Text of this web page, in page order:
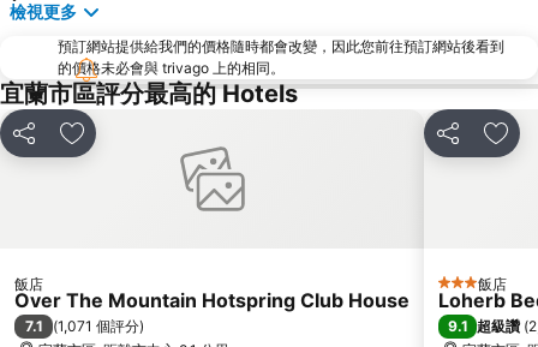
大安森林公園
國立故宮博物院
石牌捷運站
宜蘭蘇澳冷泉
台北市政府
台北世貿中心
內湖區
大溪老街
宜蘭傳統藝術中心
捷運忠孝復興站
檢視更多
預訂網站提供給我們的價格隨時都會改變，因此您前往預訂網站後看到
的價格未必會與 trivago 上的相同。
宜蘭市區評分最高的 Hotels
分享 加入我的最愛
飯店
Over The Mountain Hotspring Club House
7.1 (1,071 個評分)
分享 加入
3 星級飯店
Loherb
9.1 超級讚 (